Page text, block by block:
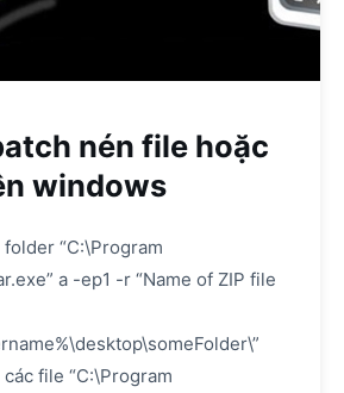
nén file hoặc
windows
“C:\Program
a -ep1 -r “Name of ZIP file
file “C:\Program